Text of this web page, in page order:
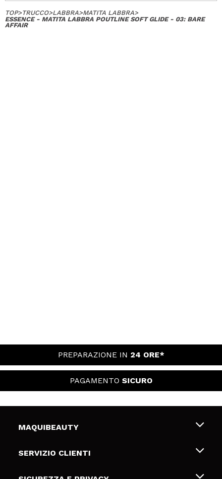
TOP>TRUCCO>LABBRA>MATITA LABBRA>
ESSENCE - MATITA LABBRA POUTLINE SOFT GLIDE - 03: BARE
AFFAIR
PREPARAZIONE IN 24 ORE*
PAGAMENTO SICURO
MAQUIBEAUTY
Chi siamo
SERVIZIO CLIENTI
Spedizioni & Resi